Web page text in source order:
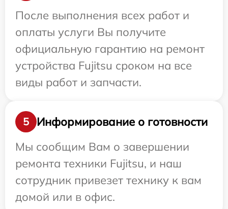
После выполнения всех работ и
оплаты услуги Вы получите
официальную гарантию на ремонт
устройства Fujitsu сроком на все
виды работ и запчасти.
5
Информирование о готовности
Мы сообщим Вам о завершении
ремонта техники Fujitsu, и наш
сотрудник привезет технику к вам
домой или в офис.